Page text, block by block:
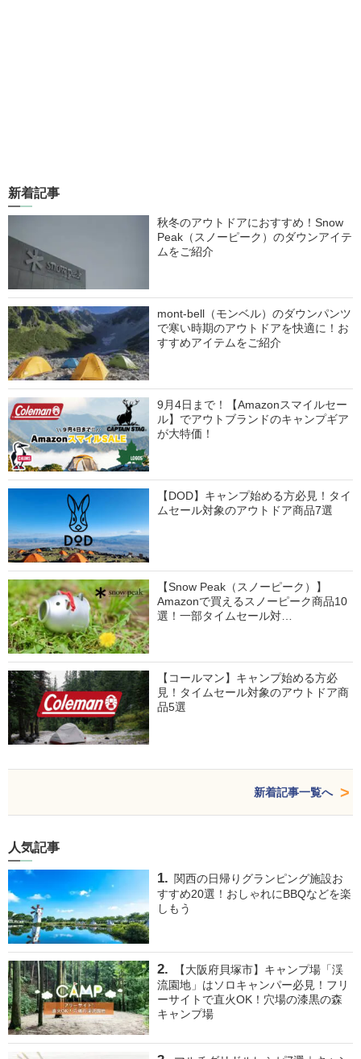
新着記事
秋冬のアウトドアにおすすめ！Snow
Peak（スノーピーク）のダウンアイテ
ムをご紹介
mont-bell（モンベル）のダウンパンツ
で寒い時期のアウトドアを快適に！お
すすめアイテムをご紹介
9月4日まで！【Amazonスマイルセー
ル】でアウトブランドのキャンプギア
が大特価！
【DOD】キャンプ始める方必見！タイ
ムセール対象のアウトドア商品7選
【Snow Peak（スノーピーク）】
Amazonで買えるスノーピーク商品10
選！一部タイムセール対…
【コールマン】キャンプ始める方必
見！タイムセール対象のアウトドア商
品5選
新着記事一覧へ
人気記事
関西の日帰りグランピング施設お
すすめ20選！おしゃれにBBQなどを楽
しもう
【大阪府貝塚市】キャンプ場「渓
流園地」はソロキャンパー必見！フリ
ーサイトで直火OK！穴場の漆黒の森
キャンプ場